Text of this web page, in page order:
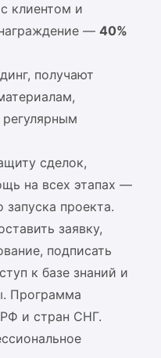
клиентом и
— 40%
получают
сделок,
на всех этапах —
запуска проекта.
заявку,
подписать
к базе знаний и
Программа
и стран СНГ.